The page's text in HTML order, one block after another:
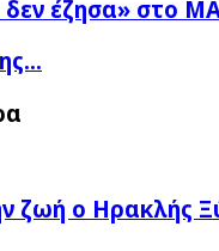
έζησα» στο
ζωή o Ηρακλής